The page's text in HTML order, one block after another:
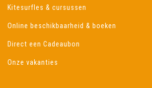
Kitesurfles & cursussen
Online beschikbaarheid & boeken
Direct een Cadeaubon
Onze vakanties